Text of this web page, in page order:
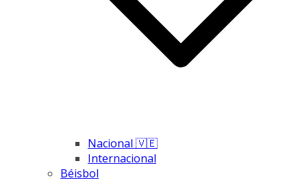
Nacional 🇻🇪
Internacional
Béisbol